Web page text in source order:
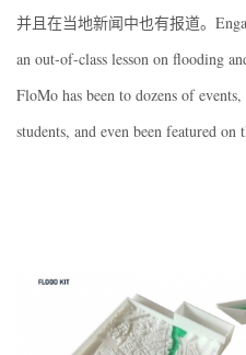
并且在当地新闻中也有报道。
an out-of-class lesson on flooding
FloMo has been to dozens of
students, and even been featured on